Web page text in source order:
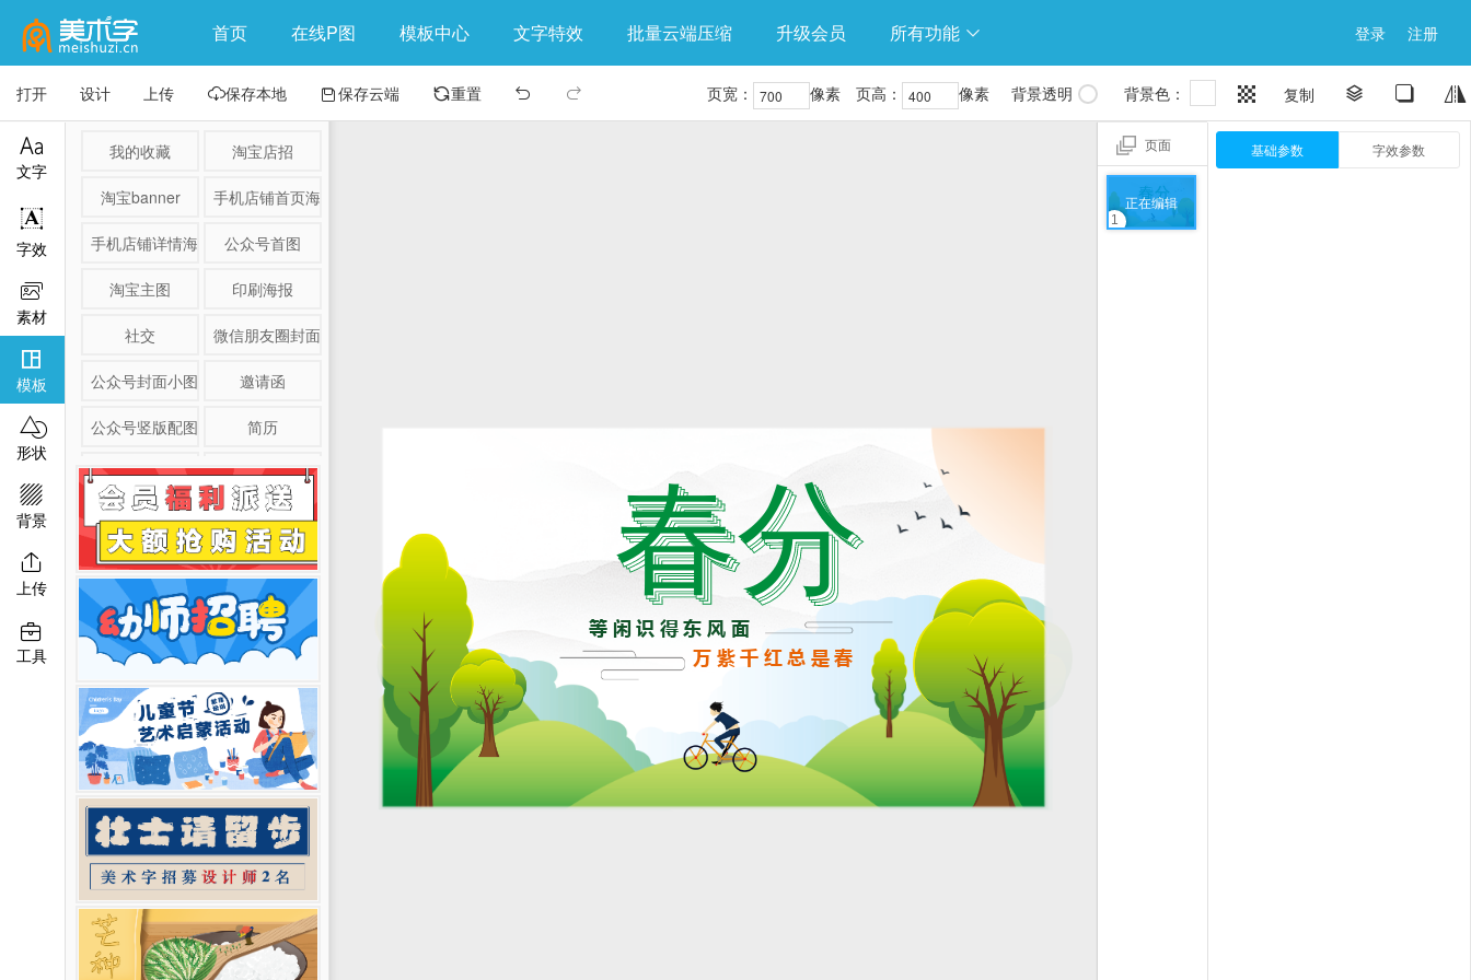
首页 在线P图 模板中心 文字特效 批量云端压缩 升级会员 所有功能  登录 注册
打开 设计 上传 保存本地 保存云端 重置   页宽： 像素 页高： 像素 背景透明 背景色：  复制   

文字

字效

素材

模板

形状

背景

上传

工具
我的收藏 淘宝店招
淘宝banner 手机店铺首页海报
手机店铺详情海报 公众号首图
淘宝主图 印刷海报
社交 微信朋友圈封面
公众号封面小图 邀请函
公众号竖版配图 简历
淘宝详情页 产品展示图
移动端淘宝banner二维码模板图片
页面
正在编辑
1
基础参数 字效参数